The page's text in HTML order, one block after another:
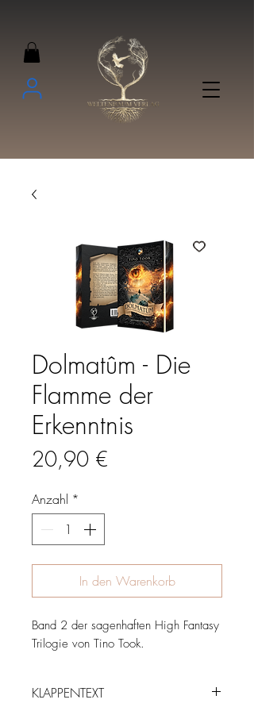
Dolmatûm - Die
Flamme der
Erkenntnis
20,90 €
Anzahl *
In den Warenkorb
Band 2 der sagenhaften High Fantasy
Trilogie von Tino Took.
KLAPPENTEXT